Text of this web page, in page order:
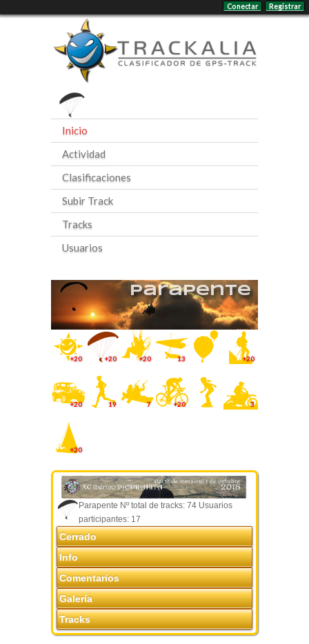
Conectar Registrar
Inicio
Actividad
Clasificaciones
Subir Track
Tracks
Usuarios
Parapente
+20 +20 +20 13 +20
+20 19 7 +20 3
+20
Parapente Nº total de tracks: 74 Usuarios
participantes: 17
Cerrado
Info
Comentarios
Galería
Tracks